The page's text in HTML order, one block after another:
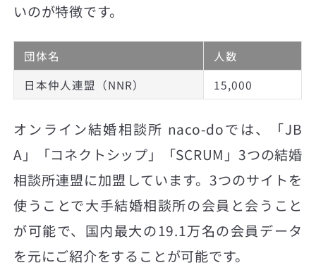
いのが特徴です。
団体名
人数
日本仲人連盟（NNR）
15,000
オンライン結婚相談所 naco-doでは、「JB
A」「コネクトシップ」「SCRUM」3つの結婚
相談所連盟に加盟しています。3つのサイトを
使うことで大手結婚相談所の会員と会うこと
が可能で、国内最大の19.1万名の会員データ
を元にご紹介をすることが可能です。